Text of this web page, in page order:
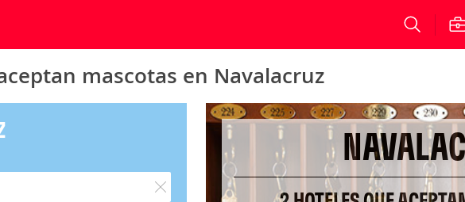
mascotas en Navalacruz